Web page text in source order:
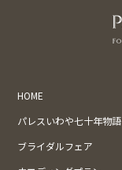
HOME
パレスいわや七十年物語
ブライダルフェア